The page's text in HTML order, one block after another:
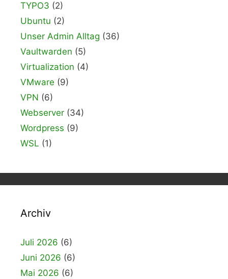
TYPO3 (2)
Ubuntu (2)
Unser Admin Alltag (36)
Vaultwarden (5)
Virtualization (4)
VMware (9)
VPN (6)
Webserver (34)
Wordpress (9)
WSL (1)
Archiv
Juli 2026 (6)
Juni 2026 (6)
Mai 2026 (6)